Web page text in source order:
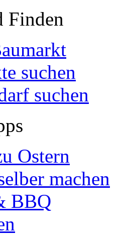
Finden
suchen
suchen
Ostern
machen
BBQ